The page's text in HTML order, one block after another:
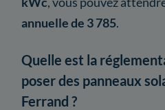
annuelle de 3 785.
Quelle est la
poser des panneaux
Ferrand ?